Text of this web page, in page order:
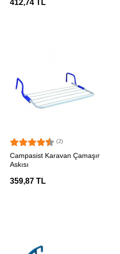
412,74 TL
(2)
Campasist Karavan Çamaşır
Askısı
359,87 TL